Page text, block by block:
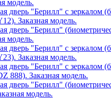
модель.
дверь "Берилл" с зеркалом
Заказная модель.
дверь "Берилл"
модель.
дверь "Берилл" с зеркалом
Заказная модель.
дверь "Берилл" с зеркалом
888). Заказная модель.
дверь "Берилл"
модель.